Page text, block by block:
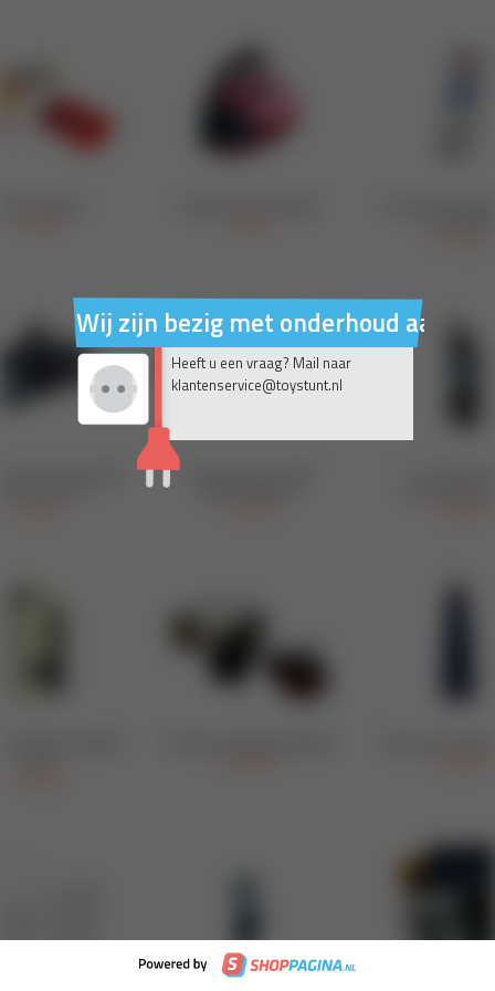
Wij zijn bezig met onderhoud aan
Heeft u een vraag? Mail naar
klantenservice@toystunt.nl